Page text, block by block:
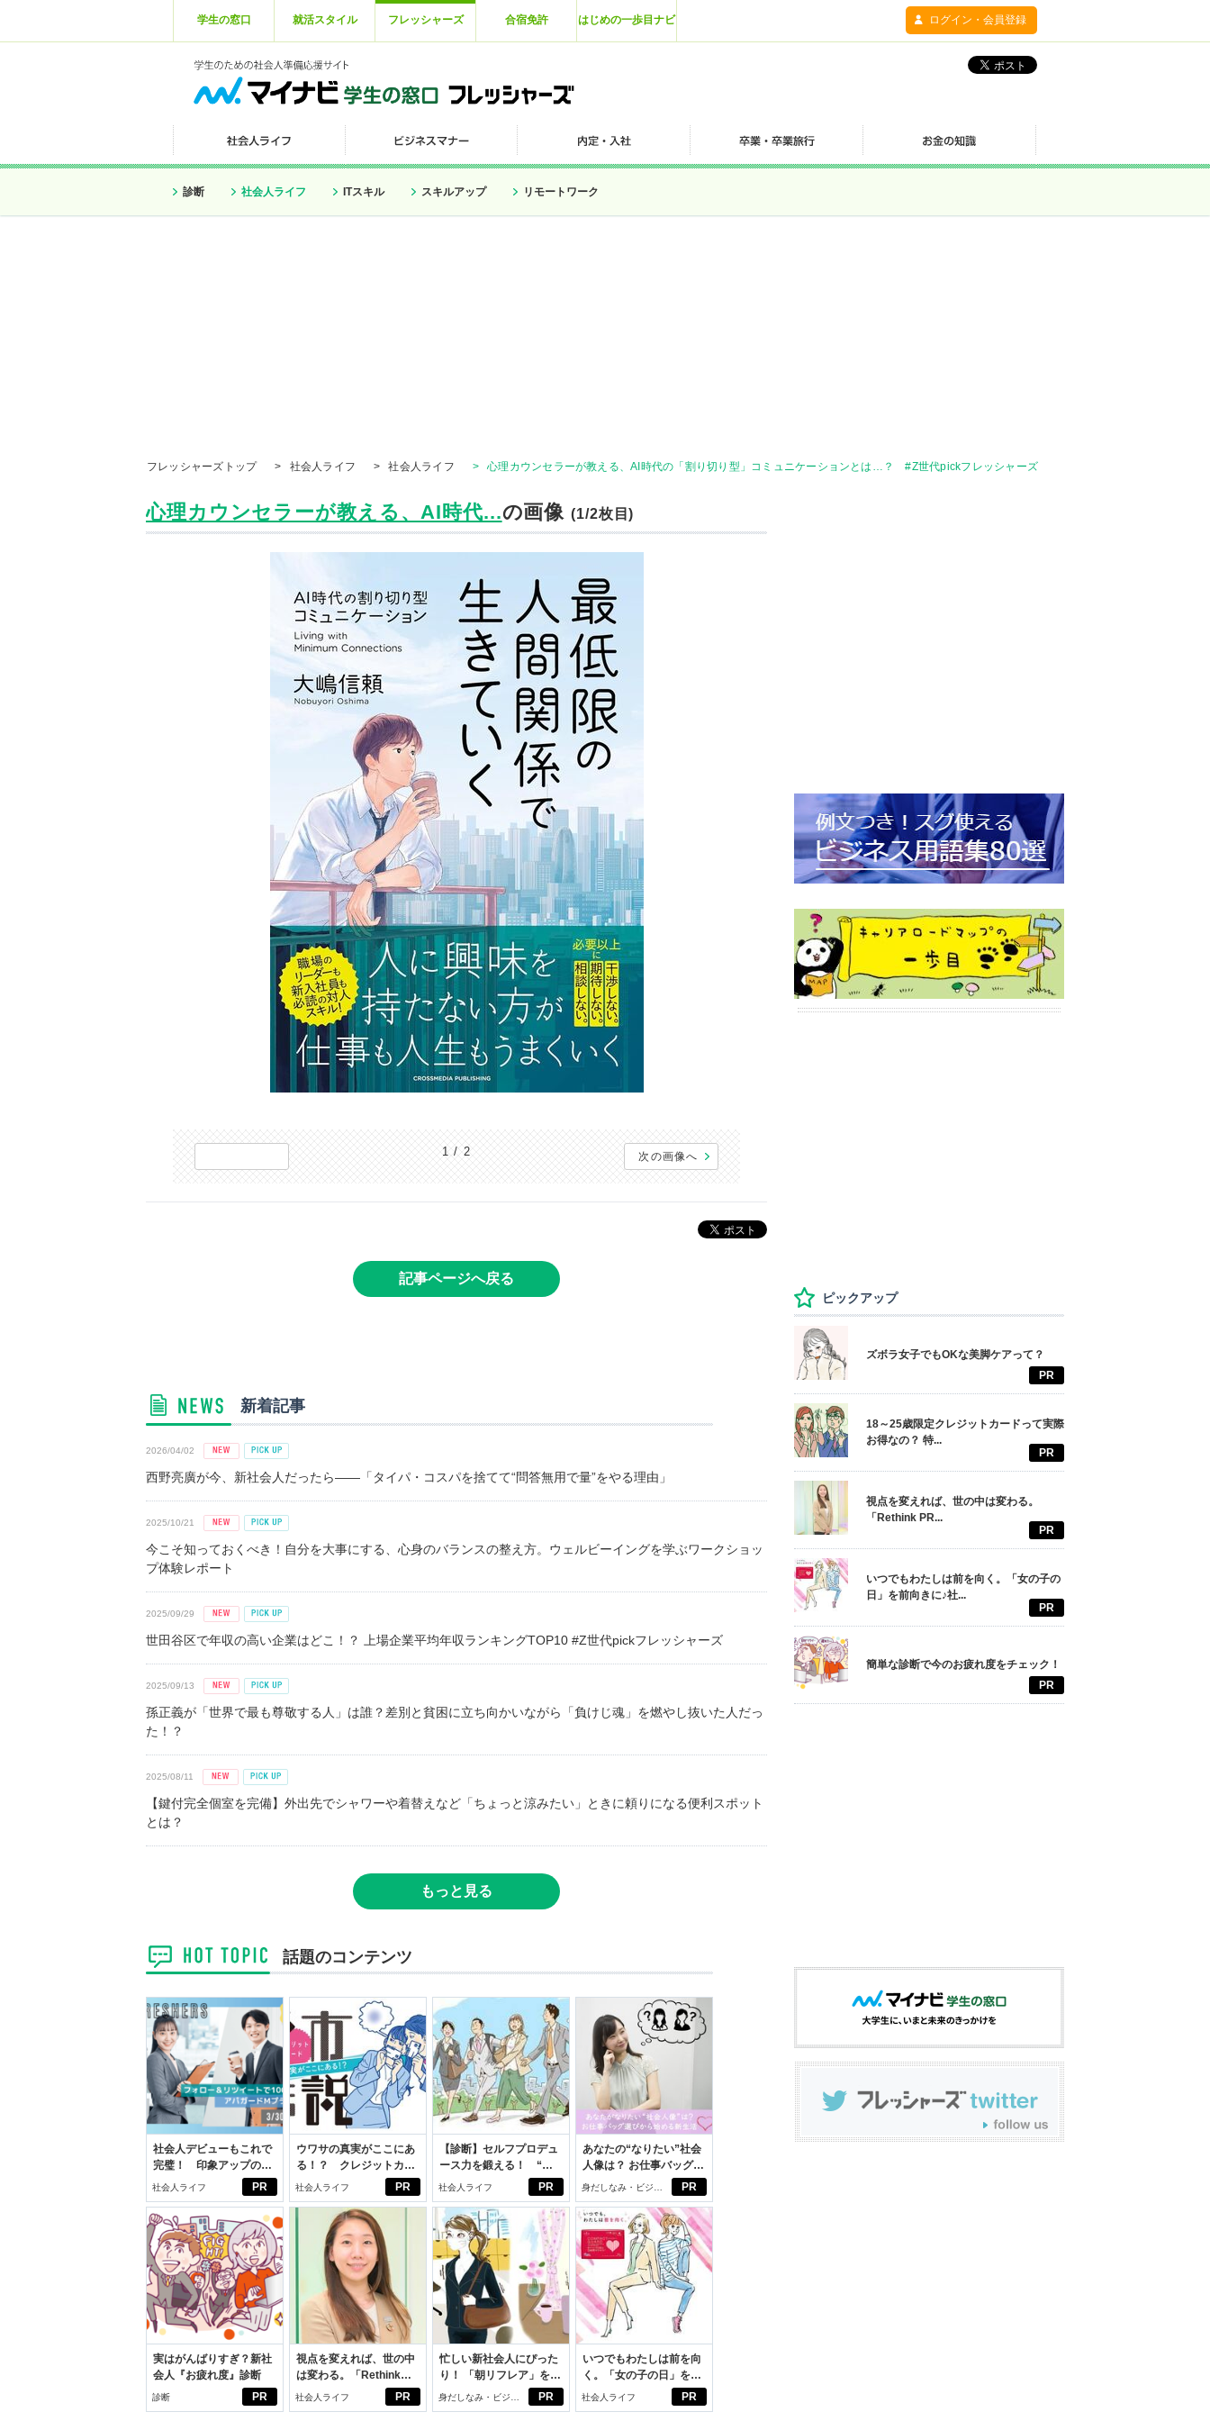
学生の窓口 就活スタイル フレッシャーズ 合宿免許 はじめの一歩目ナビ ログイン・会員登録
診断 社会人ライフ ITスキル スキルアップ リモートワーク
フレッシャーズトップ > 社会人ライフ > 社会人ライフ > 心理カウンセラーが教える、AI時代の「割り切り型」コミュニケーションとは…？ #Z世代pickフレッシャーズ
心理カウンセラーが教える、AI時代...の画像(1/2枚目)
1 / 2 次の画像へ
記事ページへ戻る
新着記事
2026/04/02
西野亮廣が今、新社会人だったら――「タイパ・コスパを捨てて“問答無用で量”をやる理由」
2025/10/21
今こそ知っておくべき！自分を大事にする、心身のバランスの整え方。ウェルビーイングを学ぶワークショッ
プ体験レポート
2025/09/29
世田谷区で年収の高い企業はどこ！？ 上場企業平均年収ランキングTOP10 #Z世代pickフレッシャーズ
2025/09/13
孫正義が「世界で最も尊敬する人」は誰？差別と貧困に立ち向かいながら「負けじ魂」を燃やし抜いた人だっ
た！？
2025/08/11
【鍵付完全個室を完備】外出先でシャワーや着替えなど「ちょっと涼みたい」ときに頼りになる便利スポット
とは？
もっと見る
話題のコンテンツ
PR
社会人デビューもこれで
完璧！ 印象アップのセ
ルフプロデュース術
社会人ライフ PR
ウワサの真実がここにあ
る！？ クレジットカー
ドの都市伝説
社会人ライフ PR
【診断】セルフプロデュ
ース力を鍛える！ “ジ
ブン観”診断
社会人ライフ PR
あなたの“なりたい”社会
人像は？ お仕事バッグ選
びから始める新生活
身だしなみ・ビジネ
スアイテム
PR
実はがんばりすぎ？新社
会人『お疲れ度』診断
診断 PR
視点を変えれば、世の中
は変わる。「Rethink
PROJECT」がつたえた
社会人ライフ PR
忙しい新社会人にぴった
り！ 「朝リフレア」をは
じめよう。しっかりニオ
イケアして24時間快適。
身だしなみ・ビジネ
スアイテム
PR
いつでもわたしは前を向
く。「女の子の日」を前
向きに♪社会人エリ・大
社会人ライフ
ピックアップ
ズボラ女子でもOKな美脚ケアって？
PR
18～25歳限定クレジットカードって実際
お得なの？ 特...
PR
視点を変えれば、世の中は変わる。
「Rethink PR...
PR
いつでもわたしは前を向く。「女の子の
日」を前向きに♪社...
PR
簡単な診断で今のお疲れ度をチェック！
PR